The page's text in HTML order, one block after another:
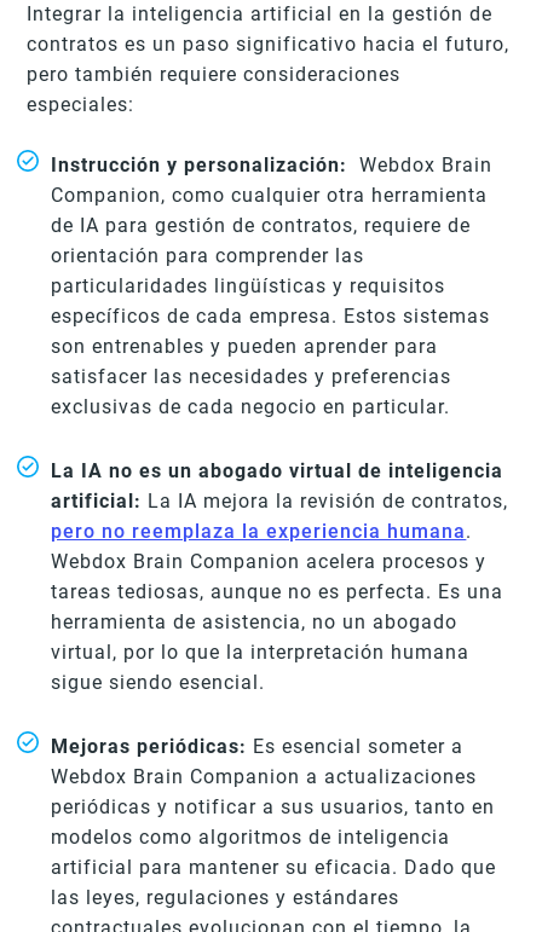
Integrar la inteligencia artificial en la gestión de
contratos es un paso significativo hacia el futuro,
pero también requiere consideraciones
especiales:
Instrucción y personalización:Webdox Brain
Companion, como cualquier otra herramienta
de IA para gestión de contratos, requiere de
orientación para comprender las
particularidades lingüísticas y requisitos
específicos de cada empresa. Estos sistemas
son entrenables y pueden aprender para
satisfacer las necesidades y preferencias
exclusivas de cada negocio en particular.
La IA no es un abogado virtual de inteligencia
artificial: La IA mejora la revisión de contratos,
pero no reemplaza la experiencia humana.
Webdox Brain Companion acelera procesos y
tareas tediosas, aunque no es perfecta. Es una
herramienta de asistencia, no un abogado
virtual, por lo que la interpretación humana
sigue siendo esencial.
Mejoras periódicas: Es esencial someter a
Webdox Brain Companion a actualizaciones
periódicas y notificar a sus usuarios, tanto en
modelos como algoritmos de inteligencia
artificial para mantener su eficacia. Dado que
las leyes, regulaciones y estándares